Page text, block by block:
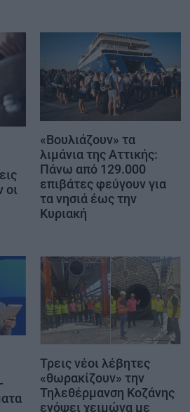
οι
«Βουλιάζουν» τα
λιμάνια της Αττικής:
Πάνω από 129.000
επιβάτες φεύγουν για
τα νησιά έως την
Κυριακή
Τρεις νέοι λέβητες
«θωρακίζουν» την
Τηλεθέρμανση Κοζάνης
ενόψει χειμώνα με